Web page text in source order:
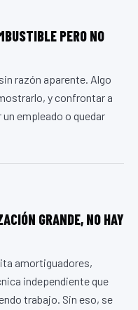
PERO NO
razón aparente. Algo
y confrontar a
empleado o quedar
GRANDE, NO HAY
amortiguadores,
independiente que
trabajo. Sin eso, se